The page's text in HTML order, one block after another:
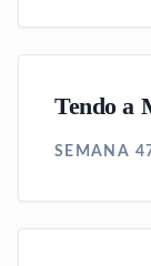
Tendo a
SEMANA